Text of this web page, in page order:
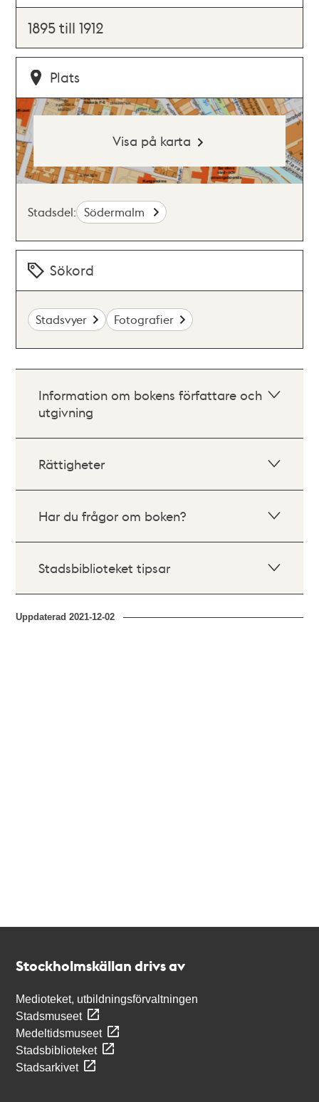
1895 till 1912
Plats
Visa på karta
Stadsdel: Södermalm
Sökord
Stadsvyer Fotografier
Information om bokens författare och
utgivning
Rättigheter
Har du frågor om boken?
Stadsbiblioteket tipsar
Uppdaterad2021-12-02
Stockholmskällan drivs av
Medioteket, utbildningsförvaltningen
Stadsmuseet
Medeltidsmuseet
Stadsbiblioteket
Stadsarkivet